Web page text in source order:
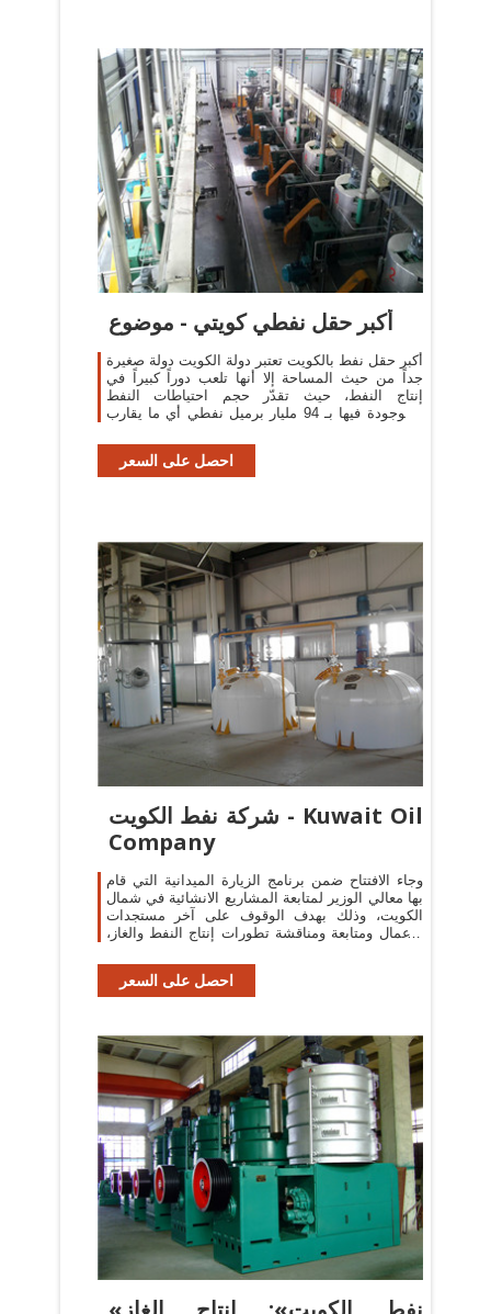
أكبر حقل نفطي كويتي - موضوع
أكبر حقل نفط بالكويت تعتبر دولة الكويت دولة صغيرة
جداً من حيث المساحة إلا أنها تلعب دوراً كبيراً في
إنتاج النفط، حيث تقدّر حجم احتياطات النفط
الموجودة فيها بـ 94 مليار برميل نفطي أي ما يقارب
احصل على السعر
شركة نفط الكويت - Kuwait Oil
Company
وجاء الافتتاح ضمن برنامج الزيارة الميدانية التي قام
بها معالي الوزير لمتابعة المشاريع الانشائية في شمال
الكويت، وذلك بهدف الوقوف على آخر مستجدات
الأعمال ومتابعة ومناقشة تطورات إنتاج النفط والغاز،
احصل على السعر